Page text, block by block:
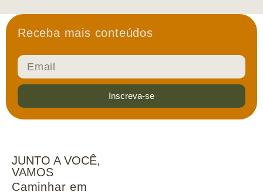
Receba mais conteúdos
Inscreva-se
JUNTO A VOCÊ,
VAMOS
Caminhar em